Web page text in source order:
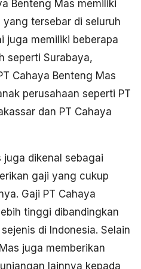
Benteng Mas memiliki
tersebar di seluruh
juga memiliki beberapa
seperti Surabaya,
Cahaya Benteng Mas
perusahaan seperti PT
dan PT Cahaya
juga dikenal sebagai
gaji yang cukup
Gaji PT Cahaya
tinggi dibandingkan
di Indonesia. Selain
juga memberikan
lainnya kepada